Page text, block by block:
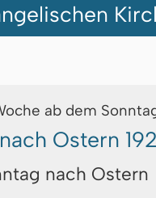
ab dem
Ostern
nach Ostern